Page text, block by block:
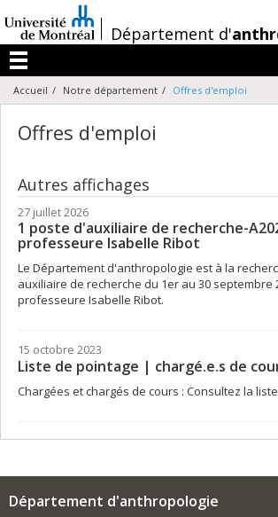
au
contenu
/Département d'
Menu
Accueil Notre département Offres d'emploi
Offres d'emploi
Autres affichages
27 juillet 2026
1 poste d'auxiliaire de recherche-
professeure Isabelle Ribot
Le Département d'anthropologie est à la
auxiliaire de recherche du 1er au 30 septembre
professeure Isabelle Ribot.
15 octobre 2023
Liste de pointage | chargé.e.s de
Chargées et chargés de cours : Consultez la
Département d'anthropologie